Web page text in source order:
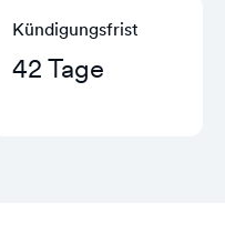
Kündigungs­frist
42 Tage